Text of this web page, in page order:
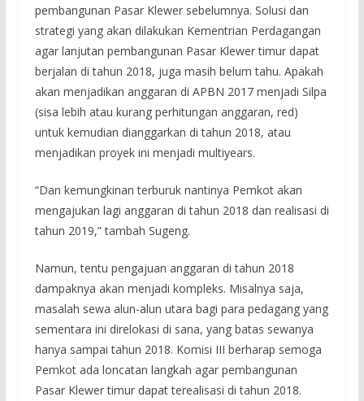
pembangunan Pasar Klewer sebelumnya. Solusi dan
strategi yang akan dilakukan Kementrian Perdagangan
agar lanjutan pembangunan Pasar Klewer timur dapat
berjalan di tahun 2018, juga masih belum tahu. Apakah
akan menjadikan anggaran di APBN 2017 menjadi Silpa
(sisa lebih atau kurang perhitungan anggaran, red)
untuk kemudian dianggarkan di tahun 2018, atau
menjadikan proyek ini menjadi multiyears.
“Dan kemungkinan terburuk nantinya Pemkot akan
mengajukan lagi anggaran di tahun 2018 dan realisasi di
tahun 2019,” tambah Sugeng.
Namun, tentu pengajuan anggaran di tahun 2018
dampaknya akan menjadi kompleks. Misalnya saja,
masalah sewa alun-alun utara bagi para pedagang yang
sementara ini direlokasi di sana, yang batas sewanya
hanya sampai tahun 2018. Komisi III berharap semoga
Pemkot ada loncatan langkah agar pembangunan
Pasar Klewer timur dapat terealisasi di tahun 2018.